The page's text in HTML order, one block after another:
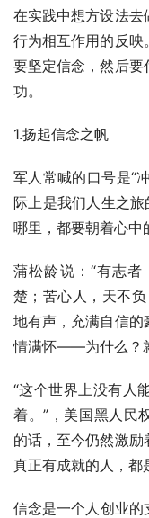
在实践中想方设法去
行为相互作用的反
要坚定信念，然后
功。
1.扬起信念之帆
军人常喊的口号是“
际上是我们人生之
哪里，都要朝着心中
蒲松龄说：“有志
楚；苦心人，天不
地有声，充满自信的
情满怀——为什么？
“这个世界上没有人
着。”，美国黑人民
的话，至今仍然激励
真正有成就的人，都
信念是一个人创业